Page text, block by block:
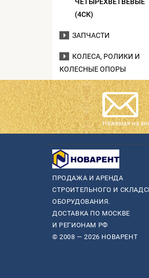
(4СК)
ЗАПЧАСТИ
КОЛЕСА, РОЛИКИ И
КОЛЕСНЫЕ ОПОРЫ
Нажимая на
ПРОДАЖА И АРЕНДА
СТРОИТЕЛЬНОГО И
ОБОРУДОВАНИЯ.
ДОСТАВКА ПО МОСКВЕ
И РЕГИОНАМ РФ
© 2008 — 2026 НОВАРЕНТ